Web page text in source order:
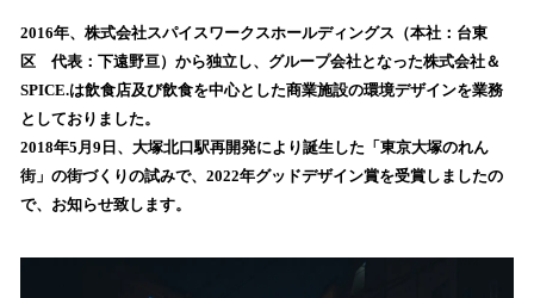
！
数
を
読
込
み
中
す
2016年、株式会社スパイスワークスホールディングス（本社：台東
区 代表：下遠野亘）から独立し、グループ会社となった株式会社＆
SPICE.は飲食店及び飲食を中心とした商業施設の環境デザインを業務
としておりました。
2018年5月9日、大塚北口駅再開発により誕生した「東京大塚のれん
街」の街づくりの試みで、2022年グッドデザイン賞を受賞しましたの
で、お知らせ致します。